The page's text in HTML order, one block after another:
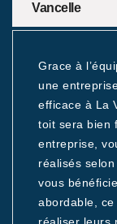
Vancelle
Grace à
une
efficace à La
toit sera bien
entreprise,
réalisés
vous
abordable,